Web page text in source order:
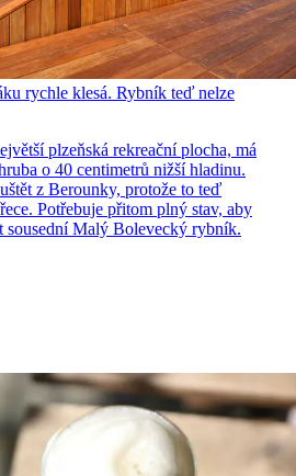
rychle klesá. Rybník teď nelze
plzeňská rekreační plocha, má
o 40 centimetrů nižší hladinu.
z Berounky, protože to teď
Potřebuje přitom plný stav, aby
sousední Malý Bolevecký rybník.